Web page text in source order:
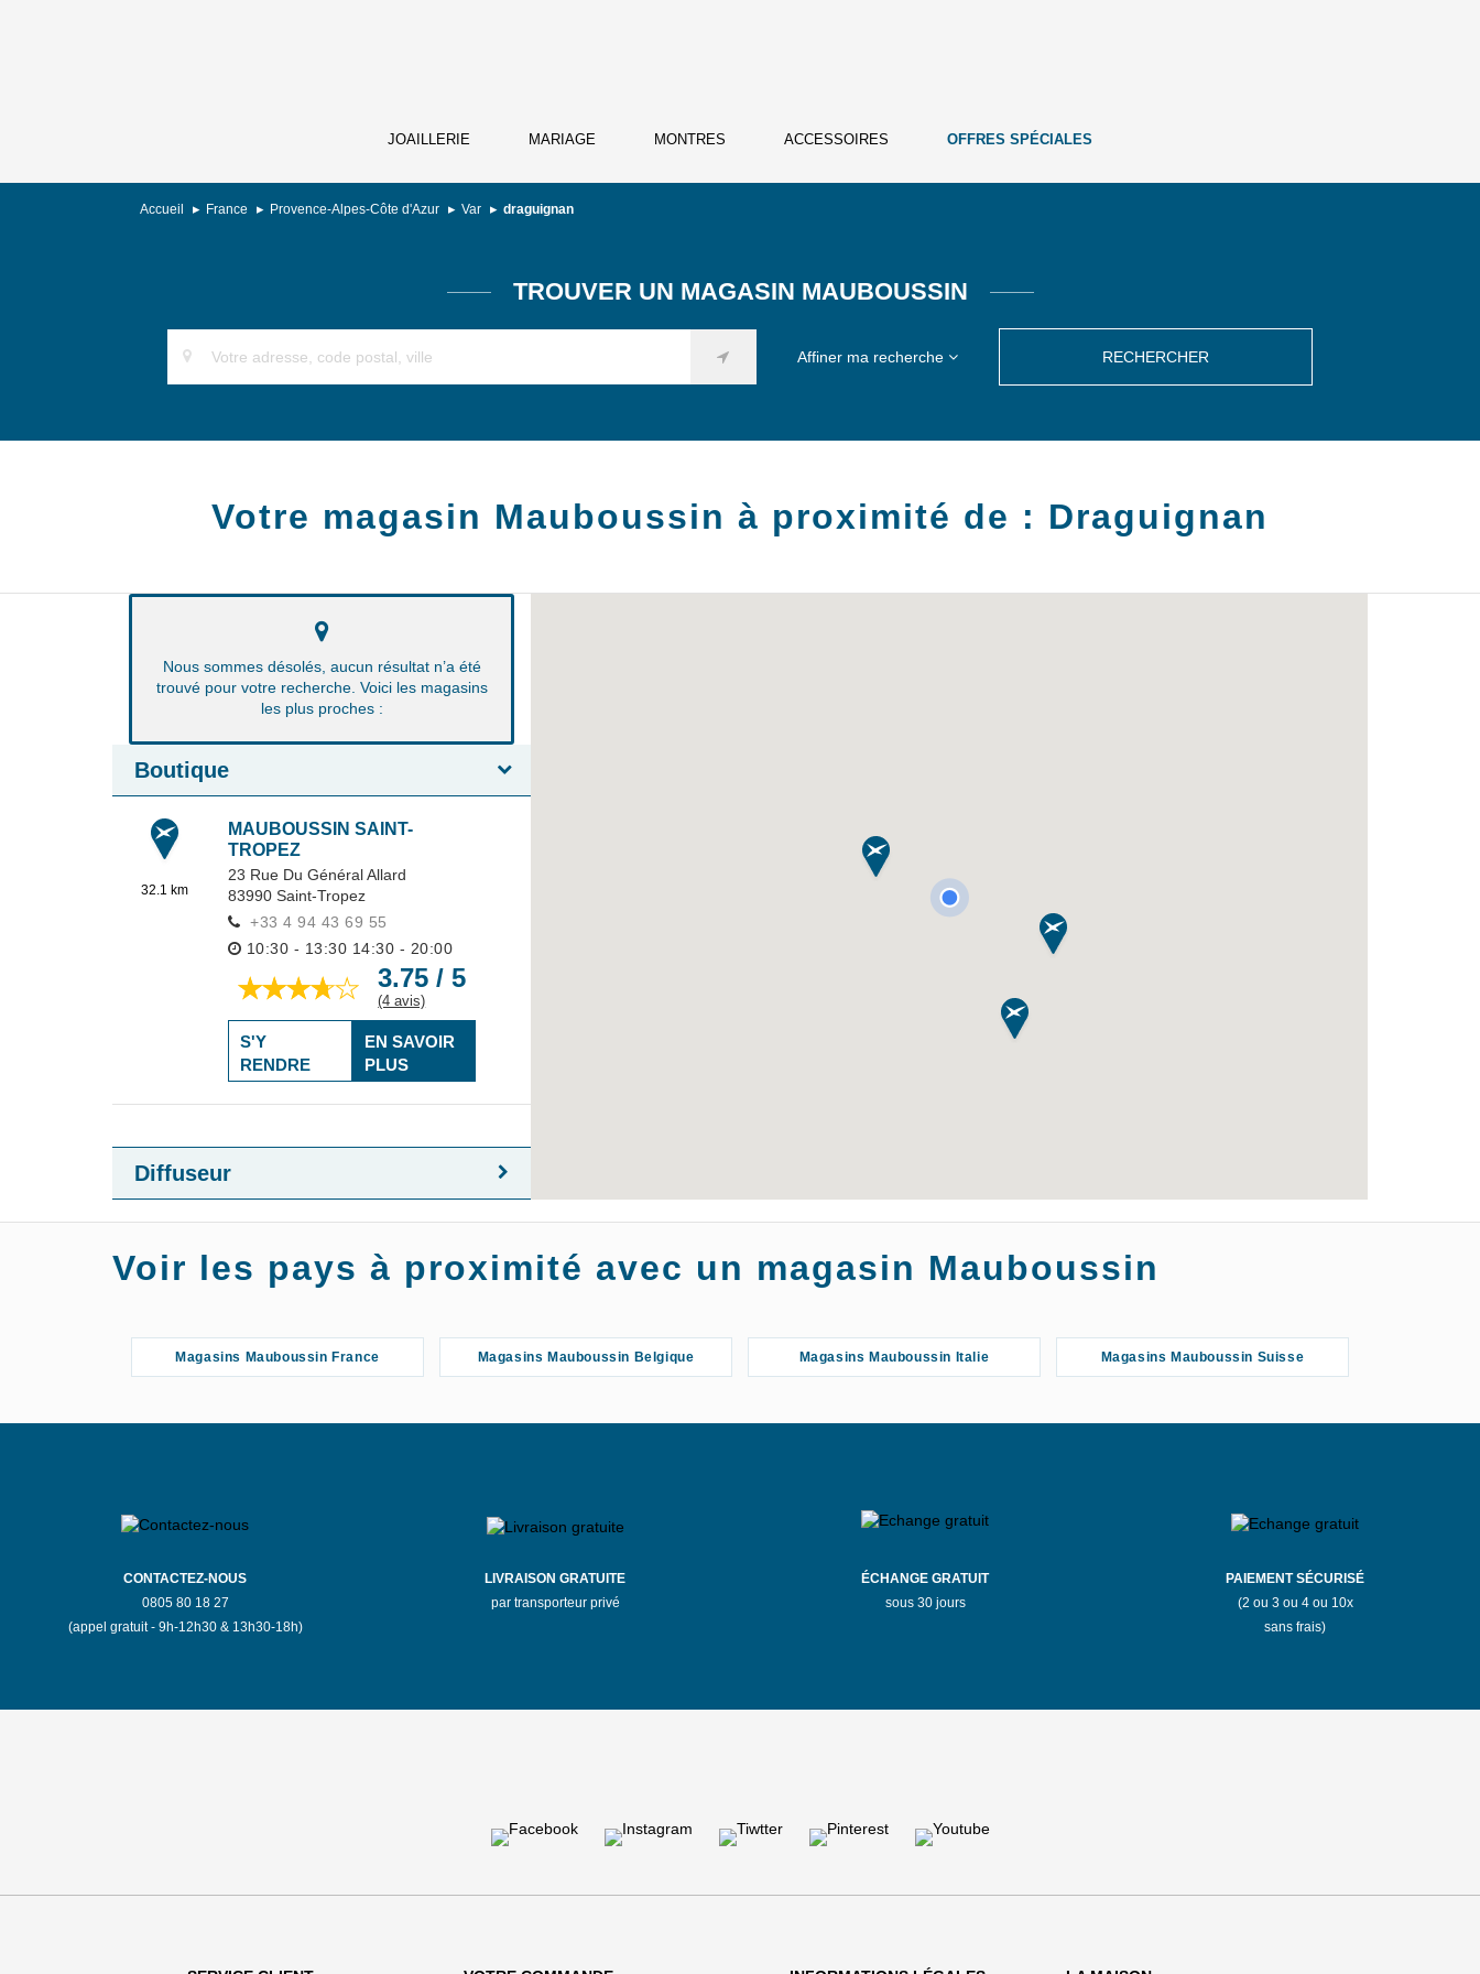
JOAILLERIE MARIAGE MONTRES ACCESSOIRES OFFRES SPÉCIALES
Accueil France Provence-Alpes-Côte d'Azur Var draguignan
TROUVER UN MAGASIN MAUBOUSSIN
Affiner ma recherche RECHERCHER
Votre magasin Mauboussin à proximité de : Draguignan
Nous sommes désolés, aucun résultat n’a été
trouvé pour votre recherche. Voici les magasins
les plus proches :
Boutique
32.1 km
MAUBOUSSIN SAINT-
TROPEZ
23 Rue Du Général Allard
83990 Saint-Tropez
+33 4 94 43 69 55
10:30 - 13:30 14:30 - 20:00
3.75 / 5
(4 avis)
EN SAVOIR
PLUS
S'Y
RENDRE
Diffuseur
Voir les pays à proximité avec un magasin Mauboussin
Magasins Mauboussin France Magasins Mauboussin Belgique Magasins Mauboussin Italie Magasins Mauboussin Suisse
CONTACTEZ-NOUS
0805 80 18 27
(appel gratuit - 9h-12h30 & 13h30-18h)
LIVRAISON GRATUITE
par transporteur privé
ÉCHANGE GRATUIT
sous 30 jours
PAIEMENT SÉCURISÉ
(2 ou 3 ou 4 ou 10x
sans frais)